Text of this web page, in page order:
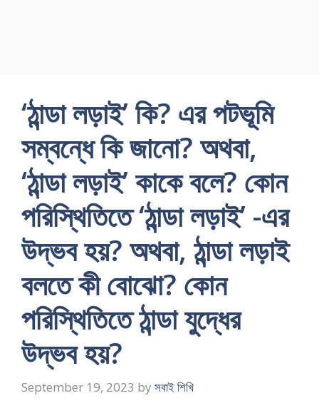
‘ঠান্ডা লড়াই’ কি? এর পটভূমি
সম্বন্ধে কি জানো? অথবা,
‘ঠান্ডা লড়াই’ কাকে বলে? কোন
পরিস্থিতিতে ‘ঠান্ডা লড়াই’ -এর
উদ্ভব হয়? অথবা, ঠান্ডা লড়াই
বলতে কী বোঝো? কোন
পরিস্থিতিতে ঠান্ডা যুদ্ধের
উদ্ভব হয়?
September 19, 2023 by সবাই শিখি